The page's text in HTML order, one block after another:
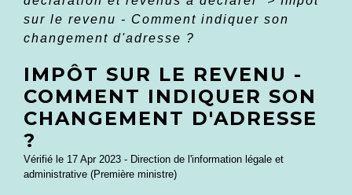
sur le revenu - Comment indiquer son
changement d'adresse ?
IMPÔT SUR LE REVENU -
COMMENT INDIQUER SON
CHANGEMENT D'ADRESSE
?
Vérifié le 17 Apr 2023 - Direction de l'information légale et
administrative (Première ministre)